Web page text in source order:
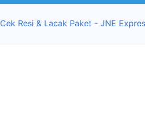
Cek Resi & Lacak Paket - JNE